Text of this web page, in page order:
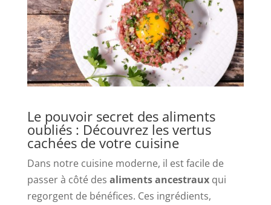
Le pouvoir secret des aliments
oubliés : Découvrez les vertus
cachées de votre cuisine
Dans notre cuisine moderne, il est facile de
passer à côté des aliments ancestrauxqui
regorgent de bénéfices. Ces ingrédients,